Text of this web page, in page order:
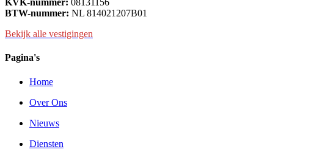
KVK-nummer: 08131156
BTW-nummer: NL 814021207B01
Bekijk alle vestigingen
Pagina's
Home
Over Ons
Nieuws
Diensten